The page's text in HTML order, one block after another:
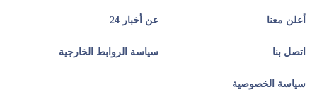
أعلن معنا عن أخبار 24
اتصل بنا سياسة الروابط الخارجية
سياسة الخصوصية